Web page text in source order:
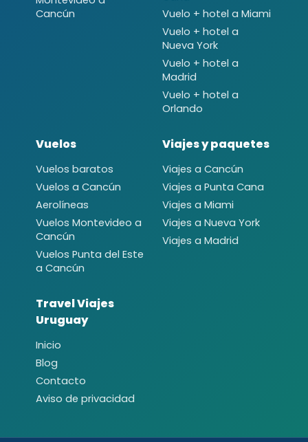
Cancún
Vuelo + hotel a Miami
Vuelo + hotel a
Nueva York
Vuelo + hotel a
Madrid
Vuelo + hotel a
Orlando
Vuelos
Vuelos baratos
Vuelos a Cancún
Aerolíneas
Vuelos Montevideo a
Cancún
Vuelos Punta del Este
a Cancún
Viajes y paquetes
Viajes a Cancún
Viajes a Punta Cana
Viajes a Miami
Viajes a Nueva York
Viajes a Madrid
Travel Viajes
Uruguay
Inicio
Blog
Contacto
Aviso de privacidad